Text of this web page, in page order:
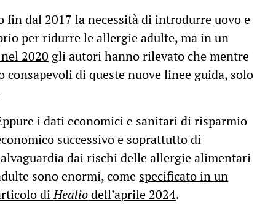
dal 2017 la necessità di introdurre uovo e
per ridurre le allergie adulte, ma in un
nel 2020 gli autori hanno rilevato che mentre
di queste nuove linee guida, solo
i dati economici e sanitari di risparmio
successivo e soprattutto di
dai rischi delle allergie alimentari
sono enormi, come specificato in un
diHealiodell’aprile 2024.